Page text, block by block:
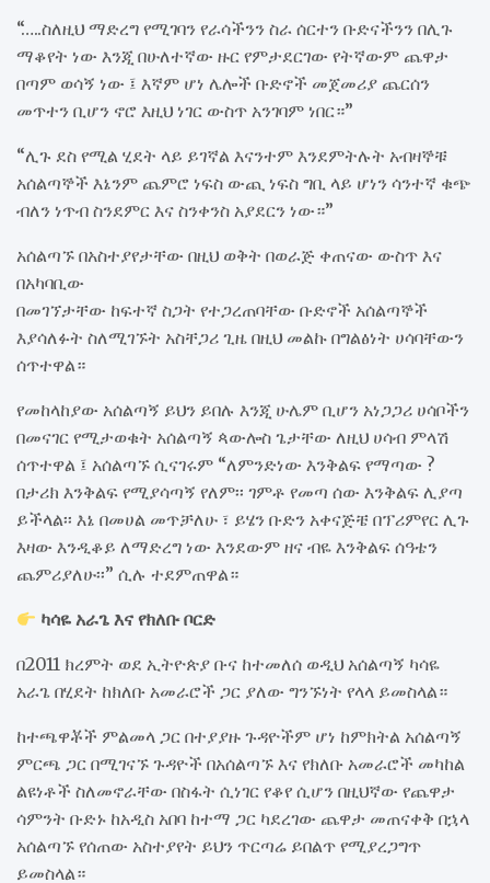
“…..ስለዚህ ማድረግ የሚገባን የራሳችንን ስራ ሰርተን ቡድናችንን በሊጉ
ማቆየት ነው እንጂ በሁለተኛው ዙር የምታደርገው የትኛውም ጨዋታ
በጣም ወሳኝ ነው ፤ እኛም ሆነ ሌሎች ቡድኖች መጀመሪያ ጨርሰን
መጥተን ቢሆን ኖሮ እዚህ ነገር ውስጥ አንገባም ነበር።”
“ሊጉ ደስ የሚል ሂደት ላይ ይገኛል እናንተም እንደምትሉት አብዛኞቹ
አሰልጣኞች እኔንም ጨምሮ ነፍስ ውጪ ነፍስ ግቢ ላይ ሆነን ሳንተኛ ቁጭ
ብለን ነጥብ ስንደምር እና ስንቀንስ አያደርን ነው።”
አሰልጣኙ በአስተያየታቸው በዚህ ወቅት በወራጅ ቀጠናው ውስጥ እና
በአካባቢው
በመገኘታቸው ከፍተኛ ስጋት የተጋረጠባቸው ቡድኖች አሰልጣኞች
እያሳለፉት ስለሚገኙት አስቸጋሪ ጊዜ በዚህ መልኩ በግልፅነት ሀሳባቸውን
ሰጥተዋል።
የመከላከያው አሰልጣኝ ይህን ይበሉ እንጂ ሁሌም ቢሆን አነጋጋሪ ሀሳቦችን
በመናገር የሚታወቁት አሰልጣኝ ጳውሎስ ጌታቸው ለዚህ ሀሳብ ምላሽ
ሰጥተዋል ፤ አሰልጣኙ ሲናገሩም “ለምንድነው እንቅልፍ የማጣው ?
በታሪክ እንቅልፍ የሚያሳጣኝ የለም፡፡ ገምቶ የመጣ ሰው እንቅልፍ ሊያጣ
ይችላል፡፡ እኔ በመሀል መጥቻለሁ ፣ ይሄን ቡድን አቀናጅቼ በፕሪምየር ሊጉ
እዛው እንዲቆይ ለማድረግ ነው እንደውም ዘና ብዬ እንቅልፍ ሰዓቴን
ጨምሪያለሁ፡፡” ሲሉ ተደምጠዋል።
ካሳዬ አራጌ እና የክለቡ ቦርድ
በ2011 ክረምት ወደ ኢትዮጵያ ቡና ከተመለሰ ወዲህ አሰልጣኝ ካሳዬ
አራጌ በሂደት ከክለቡ አመራሮች ጋር ያለው ግንኙነት የላላ ይመስላል።
ከተጫዋቾች ምልመላ ጋር በተያያዙ ጉዳዮችም ሆነ ከምክትል አሰልጣኝ
ምርጫ ጋር በሚገናኙ ጉዳዮች በአሰልጣኙ እና የክለቡ አመራሮች መካከል
ልዩነቶች ስለመኖራቸው በስፋት ሲነገር የቆየ ሲሆን በዚህኛው የጨዋታ
ሳምንት ቡድኑ ከአዲስ አበባ ከተማ ጋር ካደረገው ጨዋታ መጠናቀቅ በኋላ
አሰልጣኙ የሰጠው አስተያየት ይህን ጥርጣሬ ይበልጥ የሚያረጋግጥ
ይመስላል።